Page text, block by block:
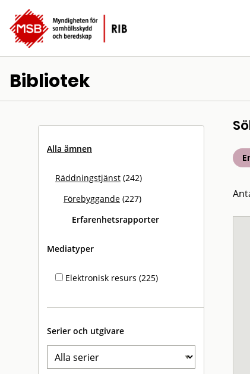
Bibliotek
Alla ämnen
Räddningstjänst (242)
Förebyggande (227)
Erfarenhetsrapporter
Mediatyper
Elektronisk resurs (225)
Serier och utgivare